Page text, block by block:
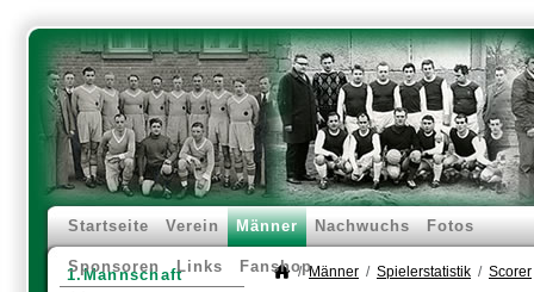
Startseite Verein Männer Nachwuchs Fotos
Sponsoren Links Fanshop
1.Mannschaft Männer Spielerstatistik Scorer